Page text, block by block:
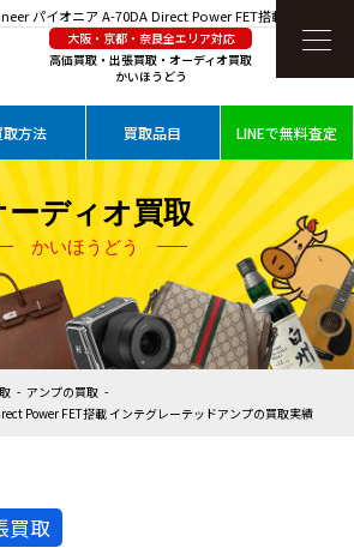
パイオニア A-70DA Direct Power FET搭載 インテグレ
大阪・京都・奈良全エリア対応
高価買取・出張買取・オーディオ買取
かいほうどう
取方法 買取品目 LINEで無料査定
ーディオ買取
かいほうどう
アンプの買取
Power FET搭載 インテグレーテッドアンプの買取実績
買取